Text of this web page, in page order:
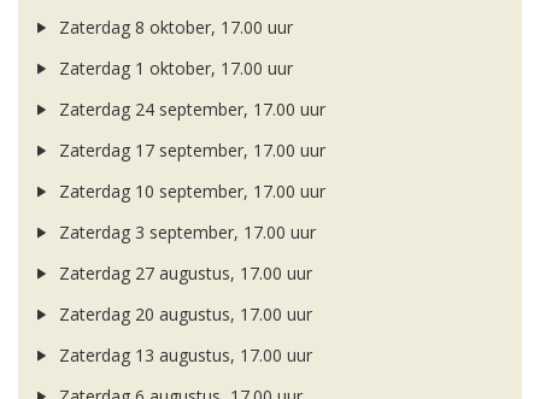
Zaterdag 8 oktober, 17.00 uur
Zaterdag 1 oktober, 17.00 uur
Zaterdag 24 september, 17.00 uur
Zaterdag 17 september, 17.00 uur
Zaterdag 10 september, 17.00 uur
Zaterdag 3 september, 17.00 uur
Zaterdag 27 augustus, 17.00 uur
Zaterdag 20 augustus, 17.00 uur
Zaterdag 13 augustus, 17.00 uur